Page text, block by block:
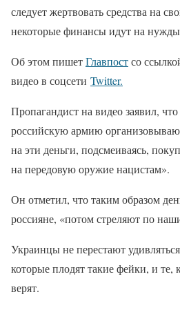
следует жертвовать средства на
некоторые финансы идут на
Об этом пишетГлавпостсо
видео в соцсети Twitter.
Пропагандист на видео заявил,
российскую армию
на эти деньги, подсмеиваясь,
на передовую оружие нацистам».
Он отметил, что таким образом
россияне, «потом стреляют по
Украинцы не перестают
которые плодят такие фейки, и те,
верят.